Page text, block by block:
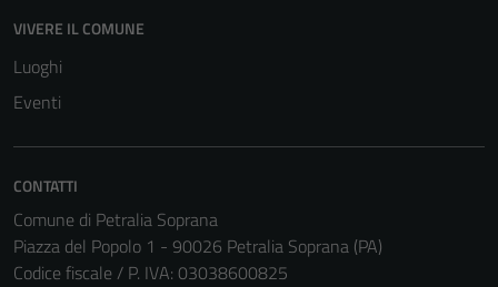
VIVERE IL COMUNE
Luoghi
Eventi
CONTATTI
Comune di Petralia Soprana
Piazza del Popolo 1 - 90026 Petralia Soprana (PA)
Codice fiscale / P. IVA: 03038600825